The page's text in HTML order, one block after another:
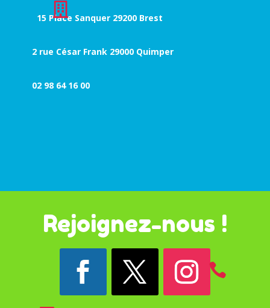
15 Place Sanquer 29200 Brest
2 rue César Frank 29000 Quimper
02 98 64 16 00

Rejoignez-nous !
